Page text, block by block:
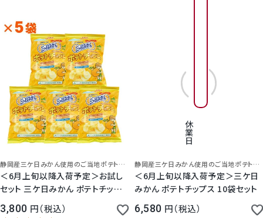
3
1
休
業
日
5.00
静岡産三ケ日みかん使用のご当地ポテトチップス！
＜6月上旬以降入荷予定＞お試し
セット 三ケ日みかん ポテトチップ
ス 5袋セット
3,800 税込
静岡産三ケ日みかん使用のご当地ポテトチップス！
＜6月上旬以降入荷予定＞三ケ日
みかん ポテトチップス 10袋セット
6,580 税込